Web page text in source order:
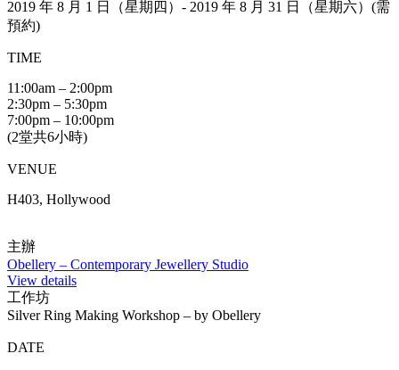
2019 年 8 月 1 日（星期四）- 2019 年 8 月 31 日（星期六）(需
預約)
TIME
11:00am – 2:00pm
2:30pm – 5:30pm
7:00pm – 10:00pm
(2堂共6小時)
VENUE
H403, Hollywood
主辦
Obellery – Contemporary Jewellery Studio
View details
工作坊
Silver Ring Making Workshop – by Obellery
DATE